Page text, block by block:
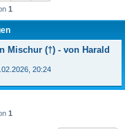
1
Mischur (†) - von Harald
20:24
1